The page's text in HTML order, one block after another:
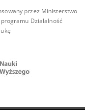
przez Ministerstwo
Działalność